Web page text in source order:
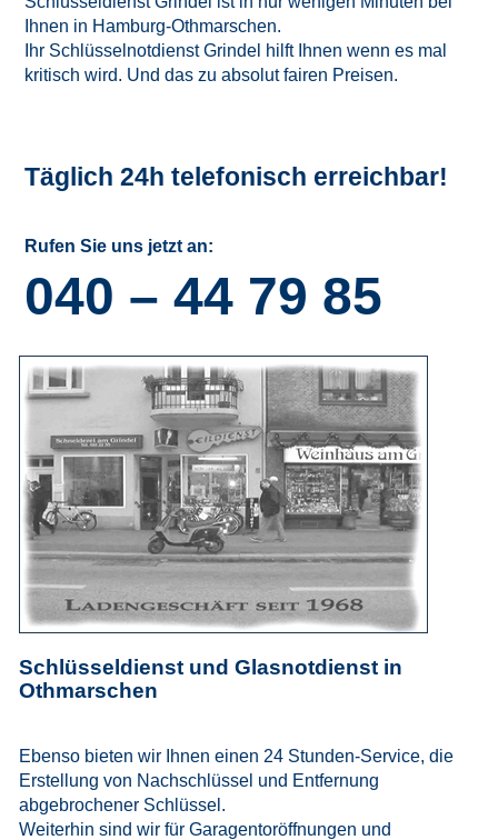
Ihnen in Hamburg-Othmarschen.
Ihr Schlüsselnotdienst Grindel hilft Ihnen wenn es mal
kritisch wird. Und das zu absolut fairen Preisen.
Täglich 24h telefonisch erreichbar!
Rufen Sie uns jetzt an:
040 – 44 79 85
Schlüsseldienst und Glasnotdienst in
Othmarschen
Ebenso bieten wir Ihnen einen 24 Stunden-Service, die
Erstellung von Nachschlüssel und Entfernung
abgebrochener Schlüssel.
Weiterhin sind wir für Garagentoröffnungen und